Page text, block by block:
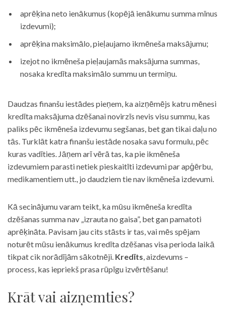
aprēķina neto ienākumus (kopējā ienākumu summa mīnus
izdevumi);
aprēķina maksimālo, pieļaujamo ikmēneša maksājumu;
izejot no ikmēneša pieļaujamās maksājuma summas,
nosaka kredīta maksimālo summu un termiņu.
Daudzas finanšu iestādes pieņem, ka aizņēmējs katru mēnesi
kredīta maksājuma dzēšanai novirzīs nevis visu summu, kas
paliks pēc ikmēneša izdevumu segšanas, bet gan tikai daļu no
tās. Turklāt katra finanšu iestāde nosaka savu formulu, pēc
kuras vadīties. Jāņem arī vērā tas, ka pie ikmēneša
izdevumiem parasti netiek pieskaitīti izdevumi par apģērbu,
medikamentiem utt., jo daudziem tie nav ikmēneša izdevumi.
Kā secinājumu varam teikt, ka mūsu ikmēneša kredīta
dzēšanas summa nav „izrauta no gaisa”, bet gan pamatoti
aprēķināta. Pavisam jau cits stāsts ir tas, vai mēs spējam
noturēt mūsu ienākumus kredīta dzēšanas visa perioda laikā
tikpat cik norādījām sākotnēji. Kredīts, aizdevums –
process, kas iepriekš prasa rūpīgu izvērtēšanu!
Krāt vai aizņemties?